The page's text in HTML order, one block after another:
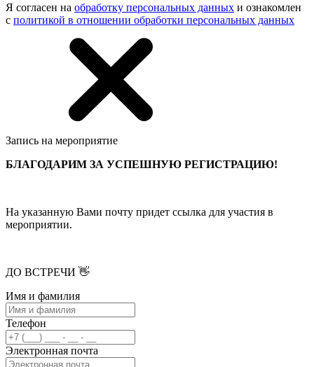
Я согласен на обработку персональных данных и ознакомлен
с политикой в отношении обработки персональных данных
Запись на мероприятие
БЛАГОДАРИМ ЗА УСПЕШНУЮ РЕГИСТРАЦИЮ!
На указанную Вами почту придет ссылка для участия в
мероприятии.
ДО ВСТРЕЧИ 👋
Имя и фамилия
Телефон
Электронная почта